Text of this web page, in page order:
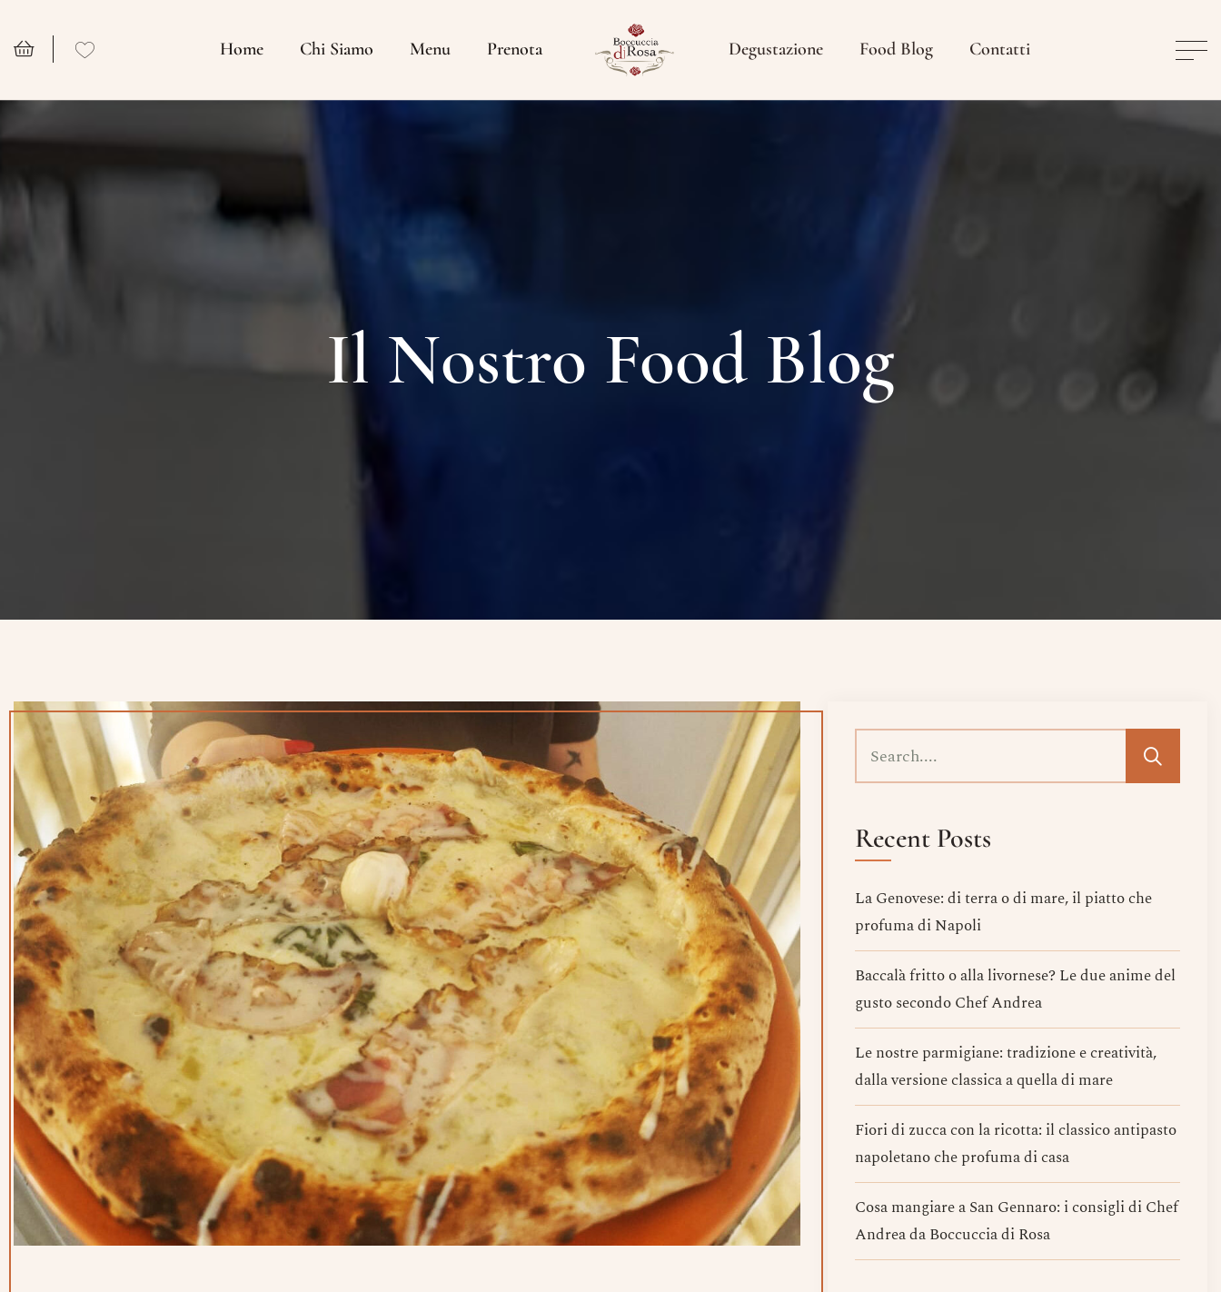
Home Chi Siamo Menu Prenota Degustazione Food Blog Contatti
Il Nostro Food Blog
Recent Posts
La Genovese: di terra o di mare, il piatto che
profuma di Napoli
Baccalà fritto o alla livornese? Le due anime del
gusto secondo Chef Andrea
Le nostre parmigiane: tradizione e creatività,
dalla versione classica a quella di mare
Fiori di zucca con la ricotta: il classico antipasto
napoletano che profuma di casa
Cosa mangiare a San Gennaro: i consigli di Chef
Andrea da Boccuccia di Rosa